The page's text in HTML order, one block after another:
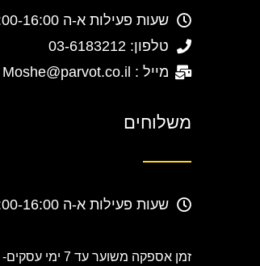
שעות פעילות א-ה 10:00-16:00
טלפון: 03-6183212
מייל : Moshe@parvot.co.il
משלוחים
שעות פעילות א-ה 10:00-16:00
זמן אספקה משוער עד 7 ימי עסקים-